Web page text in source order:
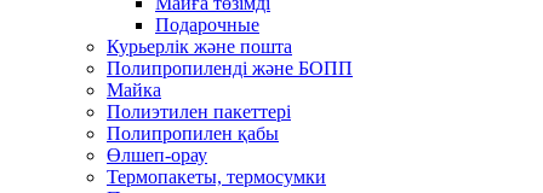
Подарочные
Курьерлік және пошта
Полипропиленді және БОПП
Майка
Полиэтилен пакеттері
Полипропилен қабы
Өлшеп-орау
Термопакеты, термосумки